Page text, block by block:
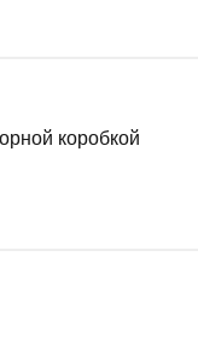
коробкой